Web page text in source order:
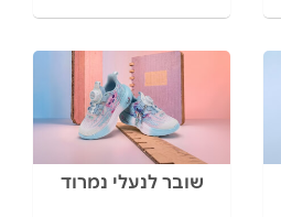
שובר לנעלי נמרוד